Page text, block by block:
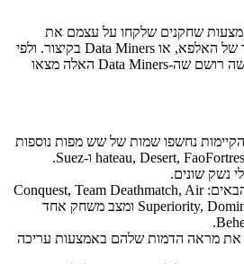
שחקנים שלקחו על עצמם את
המשימה לשאוב מידע מהקוד של האלפא, או Data Miners בקיצור. ולפי
כמות המידע שהם סיפקו, עושה רושם שה-Data Miners האלה מצאו
נחשפו שמות של שש מפות נוספות
נחשפו מצבי המשחק הבאים: Conquest, Team Deathmatch, Air
Superiority, Domination, Breakthrough ומצב משחק אחד
את מראה הדמות שלהם באמצעות עריכה